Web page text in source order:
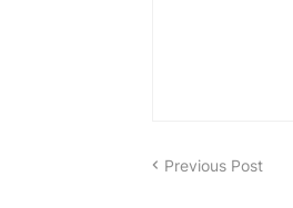
Previous Post